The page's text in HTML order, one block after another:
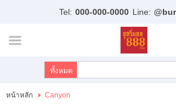
สมัครสมาชิก
สินค้าที่สนใจ
Tel: 000-000-0000 Line:
หน้าหลัก Canyon